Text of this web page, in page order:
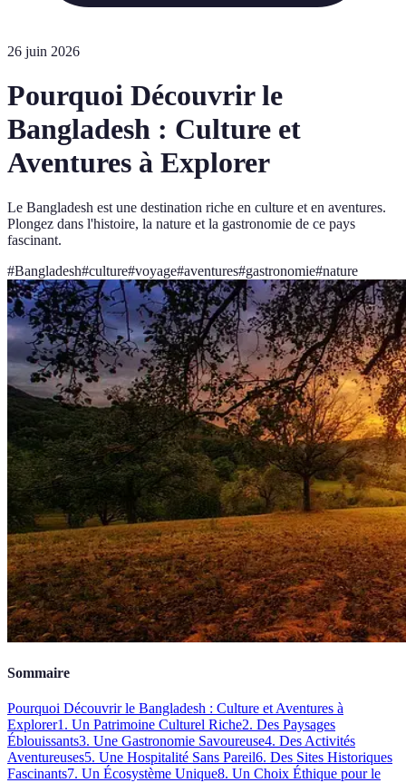
26 juin 2026
Pourquoi Découvrir le
Bangladesh : Culture et
Aventures à Explorer
Le Bangladesh est une destination riche en culture et en aventures.
Plongez dans l'histoire, la nature et la gastronomie de ce pays
fascinant.
#Bangladesh#culture#voyage#aventures#gastronomie#nature
Sommaire
Pourquoi Découvrir le Bangladesh : Culture et Aventures à
Explorer1. Un Patrimoine Culturel Riche2. Des Paysages
Éblouissants3. Une Gastronomie Savoureuse4. Des Activités
Aventureuses5. Une Hospitalité Sans Pareil6. Des Sites Historiques
Fascinants7. Un Écosystème Unique8. Un Choix Éthique pour le